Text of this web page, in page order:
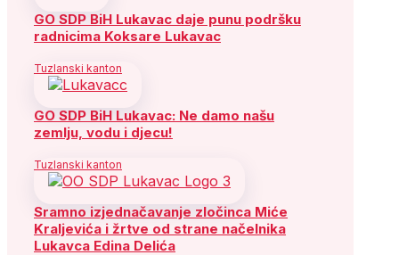
GO SDP BiH Lukavac daje punu podršku
radnicima Koksare Lukavac
Tuzlanski kanton
GO SDP BiH Lukavac: Ne damo našu
zemlju, vodu i djecu!
Tuzlanski kanton
Sramno izjednačavanje zločinca Miće
Kraljevića i žrtve od strane načelnika
Lukavca Edina Delića